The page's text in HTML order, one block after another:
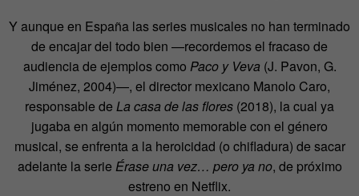
Y aunque en España las series musicales no han terminado
de encajar del todo bien —recordemos el fracaso de
audiencia de ejemplos como Paco y Veva (J. Pavon, G.
Jiménez, 2004)—, el director mexicano Manolo Caro,
responsable de La casa de las flores (2018), la cual ya
jugaba en algún momento memorable con el género
musical, se enfrenta a la heroicidad (o chifladura) de sacar
adelante la serie Érase una vez… pero ya no, de próximo
estreno en Netflix.